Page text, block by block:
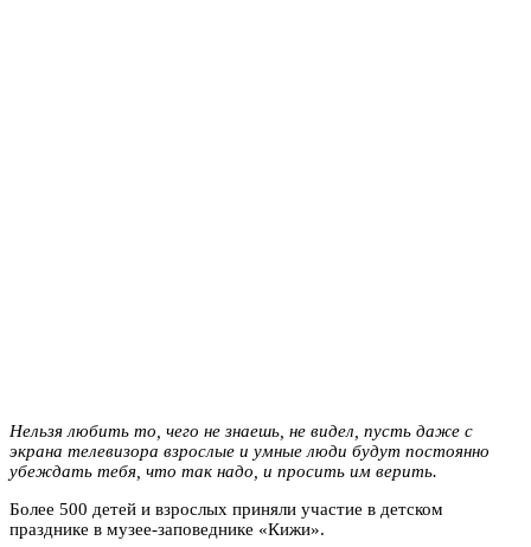
Нельзя любить то, чего не знаешь, не видел, пусть даже с
экрана телевизора взрослые и умные люди будут постоянно
убеждать тебя, что так надо, и просить им верить.
Более 500 детей и взрослых приняли участие в детском
празднике в музее-заповеднике «Кижи».